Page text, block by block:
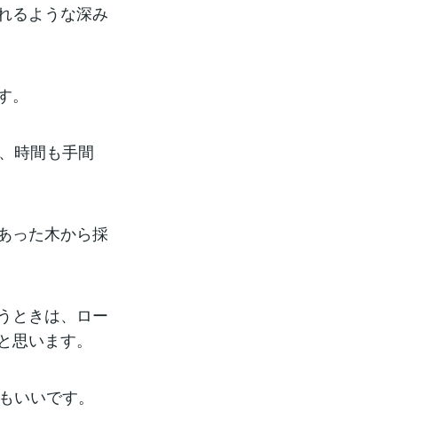
るような深み
時間も手間
った木から採
ときは、ロー
います。
いです。